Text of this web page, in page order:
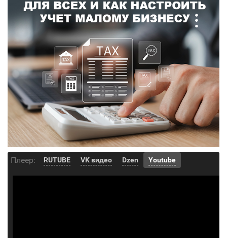
Плеер: RUTUBE VK видео Dzen Youtube